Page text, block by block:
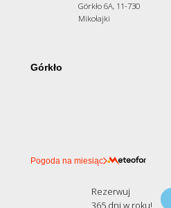
Górkło 6A, 11-730
Mikołajki
Górkło
Pogoda na miesiąc
Rezerwuj